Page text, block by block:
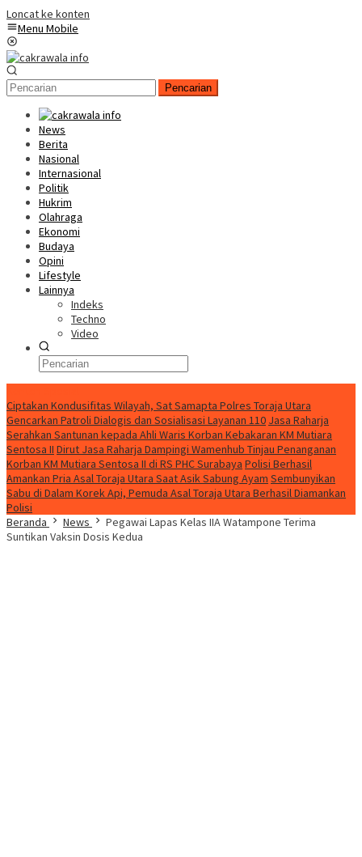
Loncat ke konten
Menu Mobile
Pencarian
News
Berita
Nasional
Internasional
Politik
Hukrim
Olahraga
Ekonomi
Budaya
Opini
Lifestyle
Lainnya
Indeks
Techno
Video
Ciptakan Kondusifitas Wilayah, Sat Samapta Polres Toraja Utara
Gencarkan Patroli Dialogis dan Sosialisasi Layanan 110 Jasa Raharja
Serahkan Santunan kepada Ahli Waris Korban Kebakaran KM Mutiara
Sentosa II Dirut Jasa Raharja Dampingi Wamenhub Tinjau Penanganan
Korban KM Mutiara Sentosa II di RS PHC Surabaya Polisi Berhasil
Amankan Pria Asal Toraja Utara Saat Asik Sabung Ayam Sembunyikan
Sabu di Dalam Korek Api, Pemuda Asal Toraja Utara Berhasil Diamankan
Polisi
Beranda
News
Pegawai Lapas Kelas IIA Watampone Terima
Suntikan Vaksin Dosis Kedua